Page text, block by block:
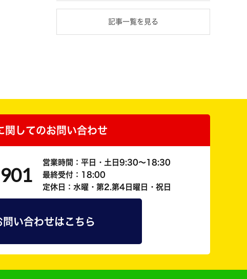
記事一覧を見る
関してのお問い合わせ
営業時間：平日・土日9:30～18:30
最終受付：18:00
定休日：水曜・第2.第4日曜日・祝日
問い合わせはこちら